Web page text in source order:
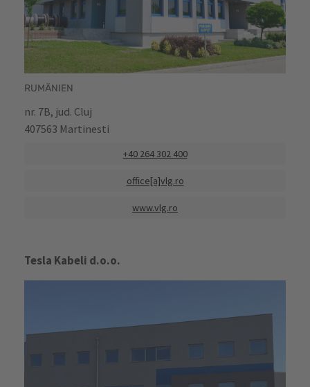
RUMÄNIEN
nr. 7B, jud. Cluj
407563 Martinesti
+40 264 302 400
office[a]vlg.ro
www.vlg.ro
Tesla Kabeli d.o.o.